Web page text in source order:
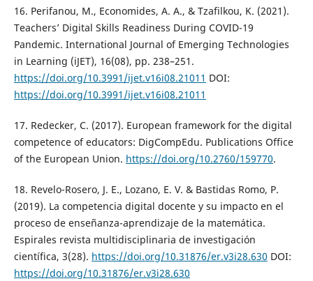
16. Perifanou, M., Economides, A. A., & Tzafilkou, K. (2021).
Teachers’ Digital Skills Readiness During COVID-19
Pandemic. International Journal of Emerging Technologies
in Learning (iJET), 16(08), pp. 238–251.
https://doi.org/10.3991/ijet.v16i08.21011 DOI:
https://doi.org/10.3991/ijet.v16i08.21011
17. Redecker, C. (2017). European framework for the digital
competence of educators: DigCompEdu. Publications Office
of the European Union. https://doi.org/10.2760/159770.
18. Revelo-Rosero, J. E., Lozano, E. V. & Bastidas Romo, P.
(2019). La competencia digital docente y su impacto en el
proceso de enseñanza-aprendizaje de la matemática.
Espirales revista multidisciplinaria de investigación
científica, 3(28). https://doi.org/10.31876/er.v3i28.630 DOI:
https://doi.org/10.31876/er.v3i28.630